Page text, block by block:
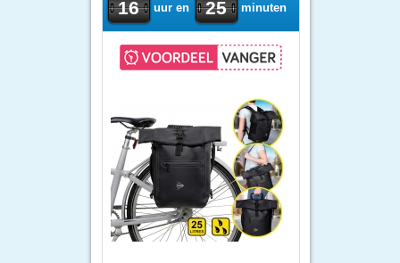
16 uur en 25 minuten